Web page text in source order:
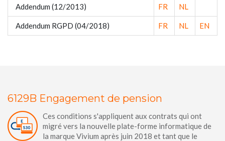
Addendum (12/2013) FR NL
Addendum RGPD (04/2018) FR NL EN
6129B Engagement de pension
Ces conditions s'appliquent aux contrats qui ont
migré vers la nouvelle plate-forme informatique de
la marque Vivium après juin 2018 et tant que le